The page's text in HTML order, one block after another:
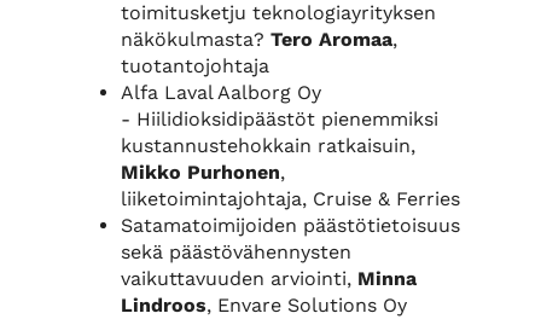
toimitusketju teknologiayrityksen
näkökulmasta? Tero Aromaa,
tuotantojohtaja
Alfa Laval Aalborg Oy
- Hiilidioksidipäästöt pienemmiksi
kustannustehokkain ratkaisuin,
Mikko Purhonen,
liiketoimintajohtaja, Cruise & Ferries
Satamatoimijoiden päästötietoisuus
sekä päästövähennysten
vaikuttavuuden arviointi, Minna
Lindroos, Envare Solutions Oy